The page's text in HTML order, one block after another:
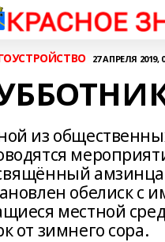
27 АПРЕЛЯ 2019,
из
обелиск с
местной
от зимнего сора.